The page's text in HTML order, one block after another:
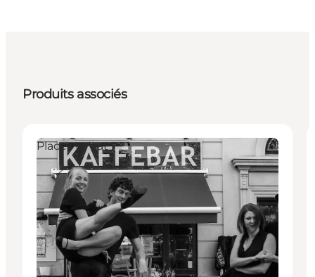
Produits associés
Places to eat